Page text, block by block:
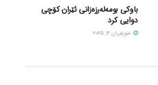
باوکی بومەلەرزەزانی ئێران کۆچی
دوایی کرد
حوزه‌یران 3, 2025